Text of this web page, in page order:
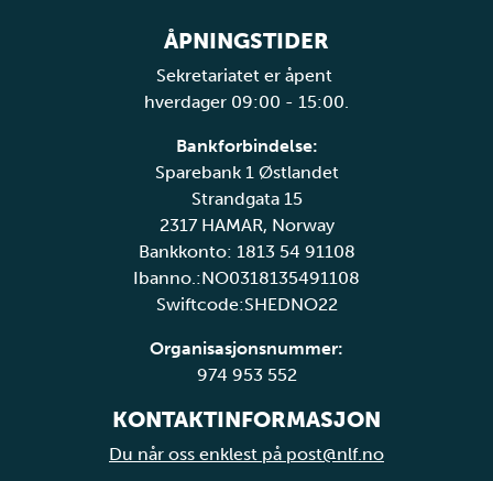
ÅPNINGSTIDER
Sekretariatet er åpent
hverdager 09:00 - 15:00.
Bankforbindelse:
Sparebank 1 Østlandet
Strandgata 15
2317 HAMAR, Norway
Bankkonto: 1813 54 91108
Ibanno.:NO0318135491108
Swiftcode:SHEDNO22
Organisasjonsnummer:
974 953 552
KONTAKTINFORMASJON
Du når oss enklest på post@nlf.no